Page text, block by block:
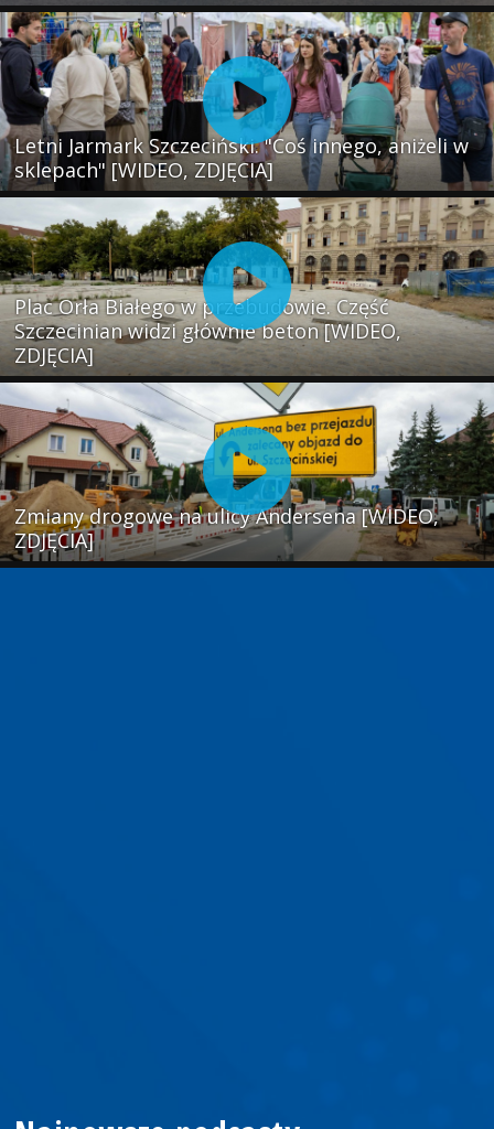
Letni Jarmark Szczeciński. "Coś innego, aniżeli w
sklepach" [WIDEO, ZDJĘCIA]
Plac Orła Białego w przebudowie. Część
Szczecinian widzi głównie beton [WIDEO,
ZDJĘCIA]
Zmiany drogowe na ulicy Andersena [WIDEO,
ZDJĘCIA]